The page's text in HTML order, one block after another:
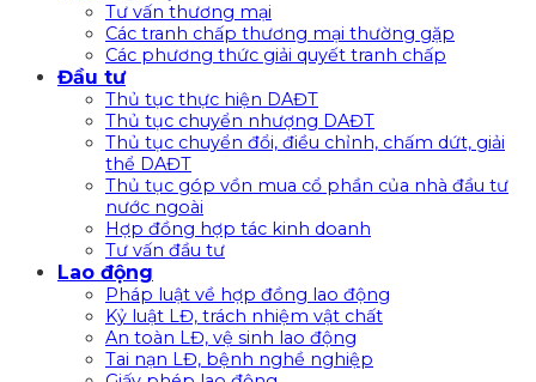
Tư vấn thương mại
Các tranh chấp thương mại thường gặp
Các phương thức giải quyết tranh chấp
Đầu tư
Thủ tục thực hiện DAĐT
Thủ tục chuyển nhượng DAĐT
Thủ tục chuyển đổi, điều chỉnh, chấm dứt, giải
thể DAĐT
Thủ tục góp vồn mua cổ phần của nhà đầu tư
nước ngoài
Hợp đồng hợp tác kinh doanh
Tư vấn đầu tư
Lao động
Pháp luật về hợp đồng lao động
Kỷ luật LĐ, trách nhiệm vật chất
An toàn LĐ, vệ sinh lao động
Tai nạn LĐ, bệnh nghề nghiệp